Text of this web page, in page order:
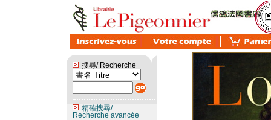
搜尋/ Recherche
精確搜尋/
Recherche avancée